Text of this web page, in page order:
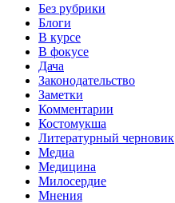
Без рубрики
Блоги
В курсе
В фокусе
Дача
Законодательство
Заметки
Комментарии
Костомукша
Литературный черновик
Медиа
Медицина
Милосердие
Мнения